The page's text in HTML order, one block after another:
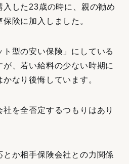
した23歳の時に、親の勧め
険に加入しました。
型の安い保険」にしている
、若い給料の少ない時期に
なり後悔しています。
を全否定するつもりはあり
か相手保険会社との力関係